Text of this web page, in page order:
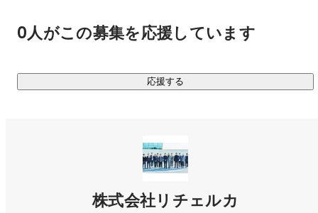
0人がこの募集を応援しています
応援する
株式会社リチェルカ